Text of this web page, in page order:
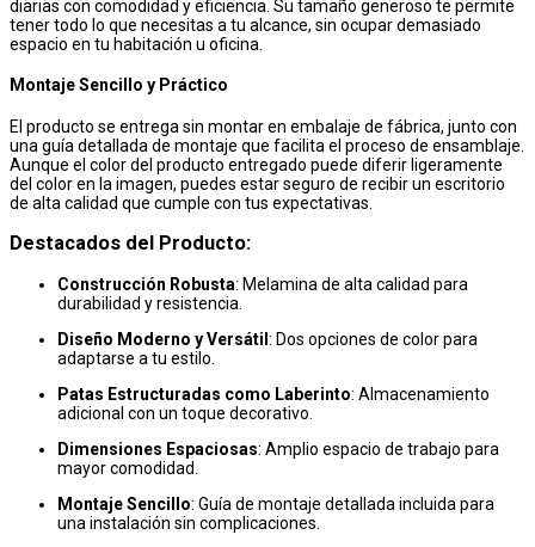
diarias con comodidad y eficiencia. Su tamaño generoso te permite
tener todo lo que necesitas a tu alcance, sin ocupar demasiado
espacio en tu habitación u oficina.
Montaje Sencillo y Práctico
El producto se entrega sin montar en embalaje de fábrica, junto con
una guía detallada de montaje que facilita el proceso de ensamblaje.
Aunque el color del producto entregado puede diferir ligeramente
del color en la imagen, puedes estar seguro de recibir un escritorio
de alta calidad que cumple con tus expectativas.
Destacados del Producto:
Construcción Robusta: Melamina de alta calidad para
durabilidad y resistencia.
Diseño Moderno y Versátil: Dos opciones de color para
adaptarse a tu estilo.
Patas Estructuradas como Laberinto: Almacenamiento
adicional con un toque decorativo.
Dimensiones Espaciosas: Amplio espacio de trabajo para
mayor comodidad.
Montaje Sencillo: Guía de montaje detallada incluida para
una instalación sin complicaciones.